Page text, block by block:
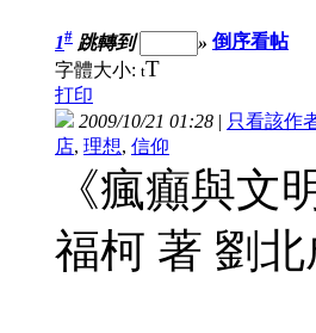
1# 跳轉到 » 倒序看帖
字體大小: tT
打印
2009/10/21 01:28 | 只看該作
店, 理想, 信仰
《瘋癲與文
福柯 著 劉